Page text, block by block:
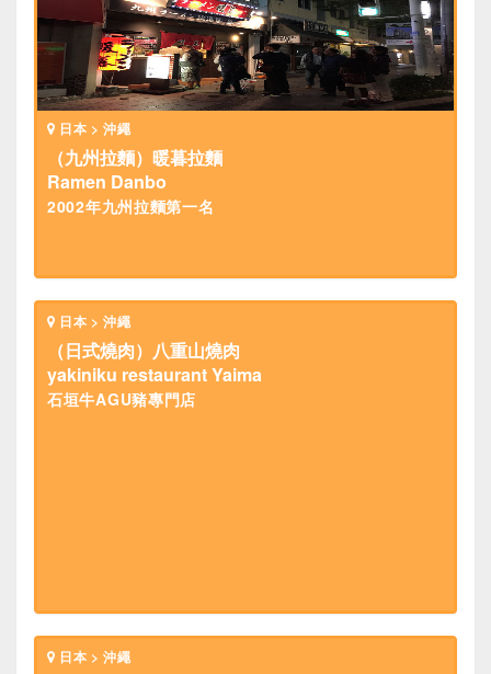
日本 > 沖繩
（九州拉麵）暖暮拉麵
Ramen Danbo
2002年九州拉麵第一名
日本 > 沖繩
（日式燒肉）八重山燒肉
yakiniku restaurant Yaima
石垣牛AGU豬專門店
日本 > 沖繩